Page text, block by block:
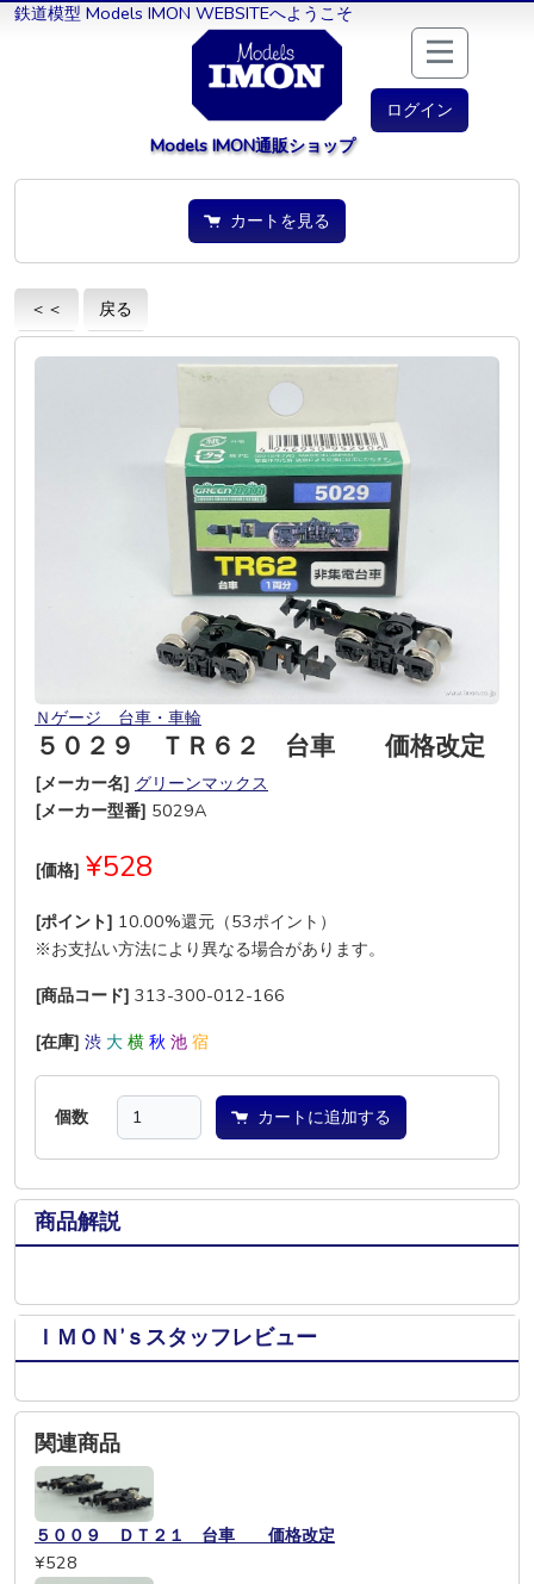
鉄道模型 Models IMON WEBSITEへようこそ
ログイン
Models IMON通販ショップ
カートを見る
＜＜ 戻る
Ｎゲージ 台車・車輪
５０２９ ＴＲ６２ 台車 価格改定
[メーカー名] グリーンマックス
[メーカー型番] 5029A
[価格] ¥528
[ポイント] 10.00%還元（53ポイント）
※お支払い方法により異なる場合があります。
[商品コード] 313-300-012-166
[在庫] 渋 大 横 秋 池 宿
個数 カートに追加する
商品解説
ＩＭＯＮ’ｓスタッフレビュー
関連商品
５００９ ＤＴ２１ 台車 価格改定
¥528